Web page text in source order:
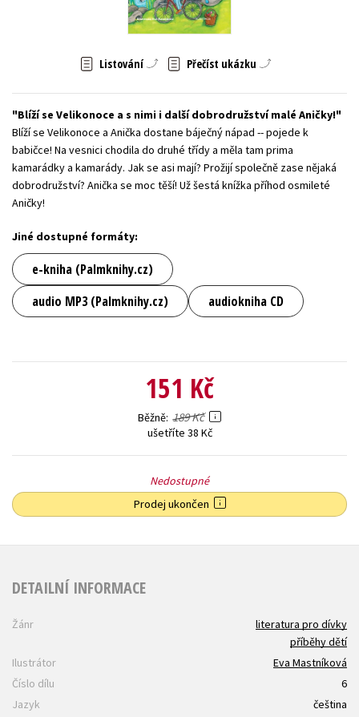
Zahraniční literatura
Všechny tituly
Listování Přečíst ukázku
Blíží se Velikonoce a s nimi i další dobrodružství malé Aničky!
Blíží se Velikonoce a Anička dostane báječný nápad -- pojede k
babičce! Na vesnici chodila do druhé třídy a měla tam prima
kamarádky a kamarády. Jak se asi mají? Prožijí společně zase nějaká
dobrodružství? Anička se moc těší! Už šestá knížka příhod osmileté
Aničky!
Jiné dostupné formáty:
e-kniha (Palmknihy.cz)
audio MP3 (Palmknihy.cz)
audiokniha CD
151 Kč
Běžně 189 Kč
ušetříte 38 Kč
Nedostupné
Prodej ukončen
DETAILNÍ INFORMACE
Žánr
literatura pro dívky
příběhy dětí
Ilustrátor
Eva Mastníková
Číslo dílu
6
Jazyk
čeština